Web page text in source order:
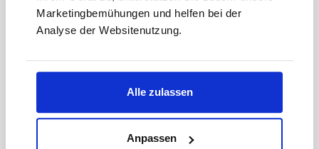
Marketingbemühungen und helfen bei der
Analyse der Websitenutzung.
Alle zulassen
Anpassen
anmelden